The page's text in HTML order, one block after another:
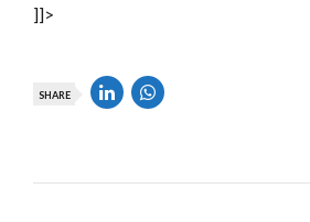
]]>
SHARE